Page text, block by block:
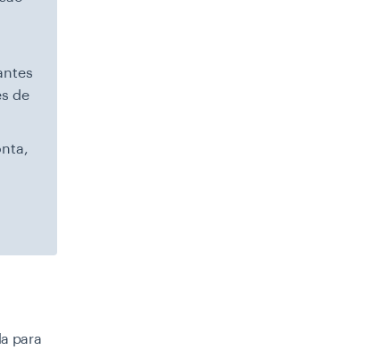
de
para